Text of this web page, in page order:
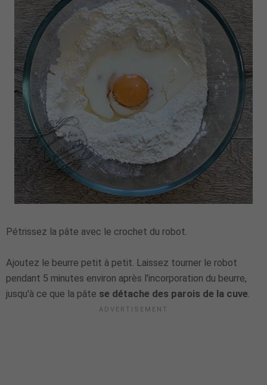
Pétrissez la pâte avec le crochet du robot.
Ajoutez le beurre petit à petit. Laissez tourner le robot
pendant 5 minutes environ après l'incorporation du beurre,
jusqu'à ce que la pâte se détache des parois de la cuve.